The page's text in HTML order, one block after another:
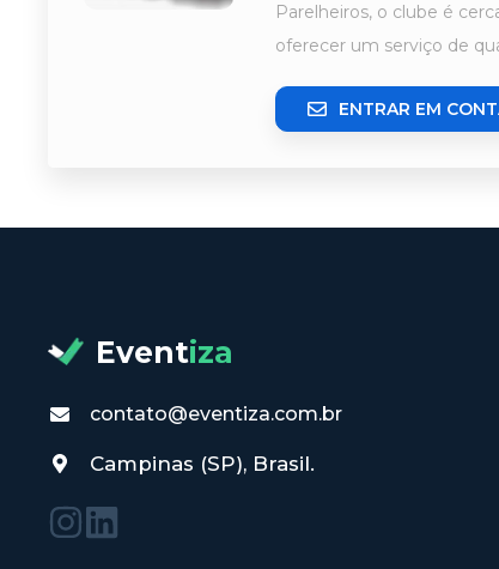
Parelheiros, o clube é
oferecer um serviço de
ENTRAR EM
Eventiza
contato@eventiza.com.br
Campinas (SP), Brasil.